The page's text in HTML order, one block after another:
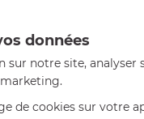
63 ans le 23/06/2026 à
complet avec lame, joint
robot cuiseur Cook Expert
satisfaite du couteau
est un peu dur au début
données
sur notre site, analyser
de cookies sur votre